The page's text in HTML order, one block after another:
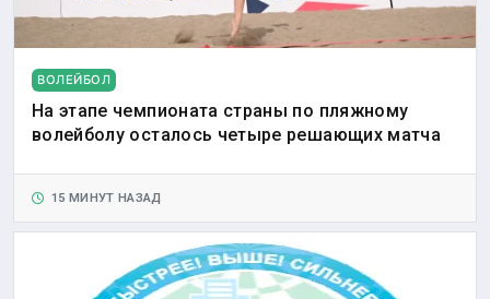
ВОЛЕЙБОЛ
На этапе чемпионата страны по пляжному
волейболу осталось четыре решающих матча
15 МИНУТ НАЗАД